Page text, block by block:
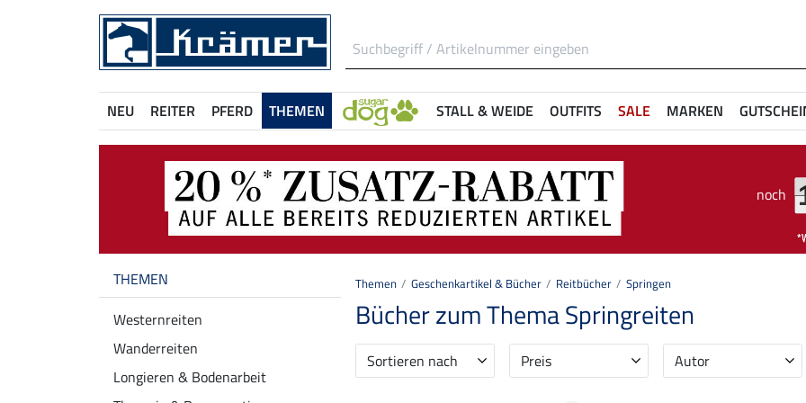
NEU REITER PFERD THEMEN STALL & WEIDE OUTFITS SALE MARKEN
noch
THEMEN
Westernreiten
Wanderreiten
Longieren & Bodenarbeit
Themen Geschenkartikel & Bücher Reitbücher Springen
Bücher zum Thema Springreiten
Sortieren nach Preis Autor